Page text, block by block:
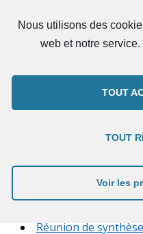
Nous utilisons des
web et notre service.
TOUT
TOUT
Voir les
Cyclo-Patrimoine
Cambriolage au Village
Une légère
Contes de l'oiseau
Lecture L'enfant
Ciné-Concert Mélies
Réunion de